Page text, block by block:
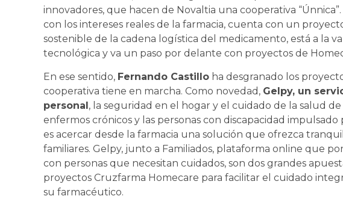
innovadores, que hacen de Novaltia una cooperativa
con los intereses reales de la farmacia, cuenta con un
sostenible de la cadena logística del medicamento, está a la
tecnológica y va un paso por delante con proyectos de
En ese sentido, Fernando Castillo ha desgranado los
cooperativa tiene en marcha. Como novedad, Gelpy, un
personal, la seguridad en el hogar y el cuidado de la salud de
enfermos crónicos y las personas con discapacidad
es acercar desde la farmacia una solución que ofrezca
familiares. Gelpy, junto a Familiados, plataforma online que
con personas que necesitan cuidados, son dos grandes
proyectos Cruzfarma Homecare para facilitar el cuidado
su farmacéutico.